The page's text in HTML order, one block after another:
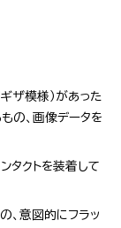
ザ模様）があった
の、画像データを
タクトを装着して
、意図的にフラッ